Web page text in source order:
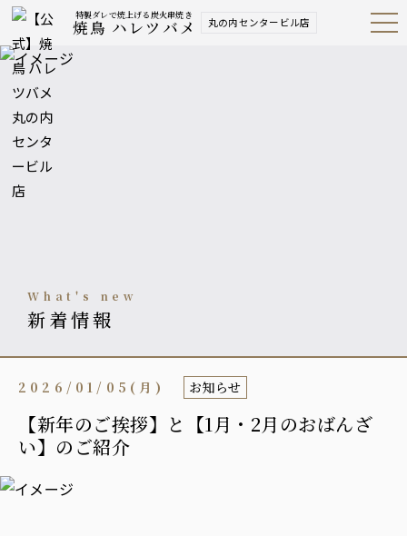
特製ダレで焼上げる炭火串焼き
焼鳥 ハレツバメ 丸の内センタービル店 Open
Navig
what's new
新着情報
【新年のご挨拶】と【1月・2月のおばんざ
い】のご紹介
2026/01/05(月) お知らせ